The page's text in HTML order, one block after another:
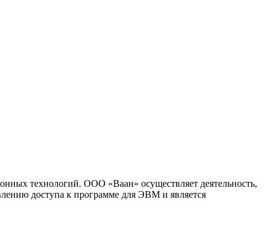
технологий. ООО «Ваан» осуществляет деятельность,
доступа к программе для ЭВМ и является